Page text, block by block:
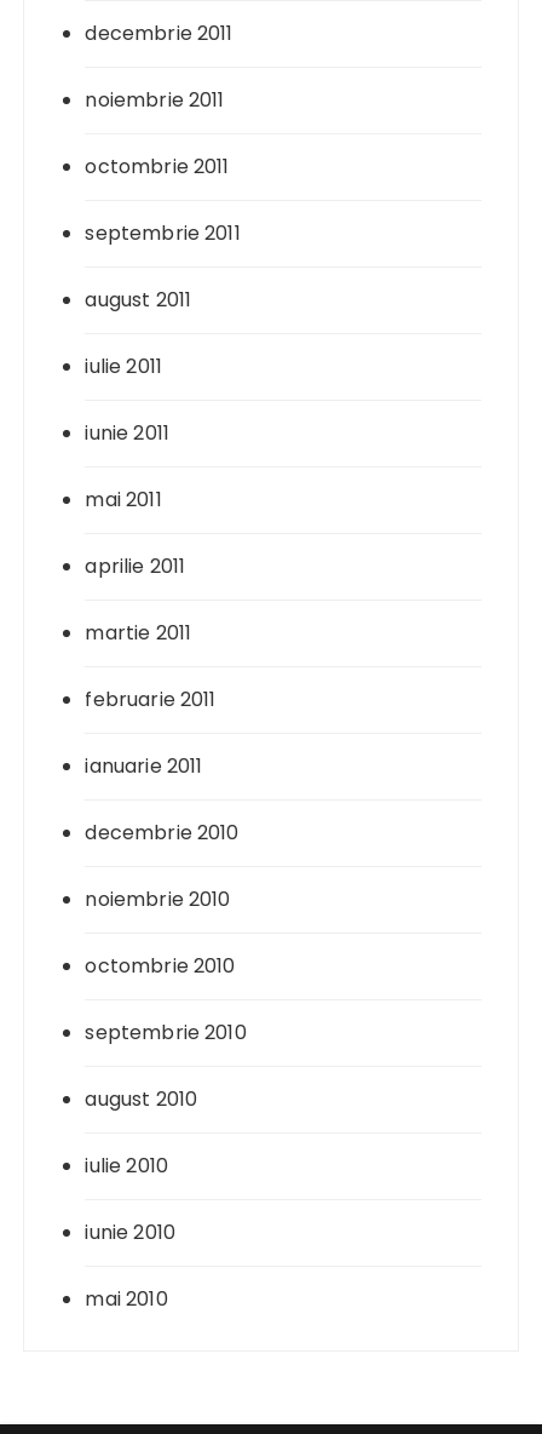
decembrie 2011
noiembrie 2011
octombrie 2011
septembrie 2011
august 2011
iulie 2011
iunie 2011
mai 2011
aprilie 2011
martie 2011
februarie 2011
ianuarie 2011
decembrie 2010
noiembrie 2010
octombrie 2010
septembrie 2010
august 2010
iulie 2010
iunie 2010
mai 2010